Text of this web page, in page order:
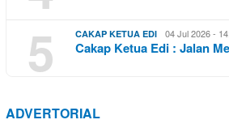
5 CAKAP KETUA EDI 04 Jul 2026 -
Cakap Ketua Edi : Jalan
ADVERTORIAL